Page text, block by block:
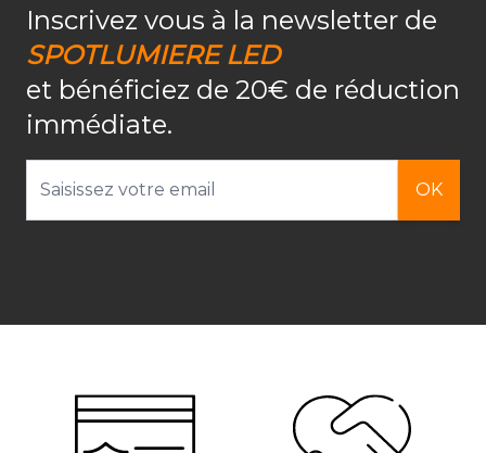
Inscrivez vous à la newsletter de
SPOTLUMIERE LED
et bénéficiez de 20€ de réduction
immédiate.
OK